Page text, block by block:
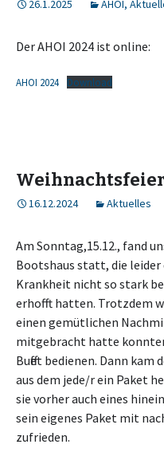
26.1.2025 AHOI,
Der AHOI 2024 ist online:
AHOI 2024 Download
16.12.2024 Aktuelles
Am Sonntag,15.12., fand
Bootshaus statt, die leider
Krankheit nicht so stark
erhofft hatten. Trotzdem
einen gemütlichen
mitgebracht hatte
Buffet bedienen. Dann
aus dem jede/r ein Paket
sie vorher auch eines
sein eigenes Paket mit
zufrieden.